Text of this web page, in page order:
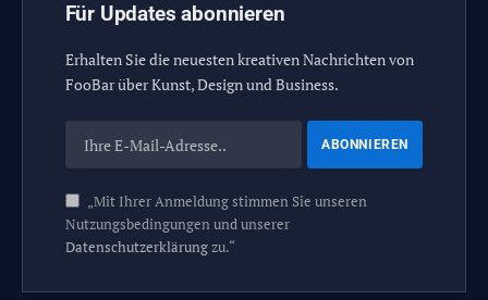
Für Updates abonnieren
Erhalten Sie die neuesten kreativen Nachrichten von
FooBar über Kunst, Design und Business.
„Mit Ihrer Anmeldung stimmen Sie unseren
Nutzungsbedingungen und unserer
Datenschutzerklärungzu.“